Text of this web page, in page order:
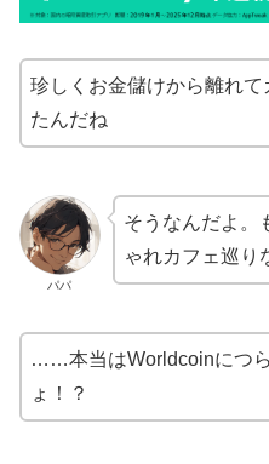
珍しくお金儲けから離れて
たんだね
パパ
そうなんだよ。
ゃれカフェ巡り
……本当はWorldcoinにつ
ょ！？